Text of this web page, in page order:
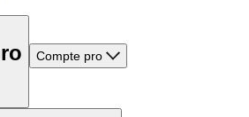
Compte pro